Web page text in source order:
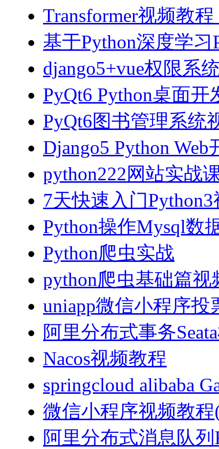
Transformer视频教
基于Python深度学
django5+vue权限系
PyQt6 Python桌面开
PyQt6图书管理系统
Django5 Python
python222网站实战
7天快速入门
Python操作Mysql数
Python爬虫实战
python爬虫基础篇视
uniapp微信小程序投
阿里分布式事务
Nacos视频教程
springcloud alibaba
微信小程序视频教程
阿里分布式消息队